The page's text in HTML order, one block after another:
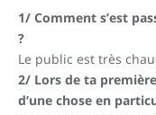
1/ Comment s’est
?
Le public est très
2/ Lors de ta
d’une chose en